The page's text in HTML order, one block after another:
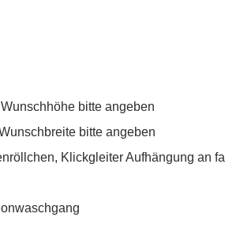
bitte angeben
bitte angeben
Klickgleiter Aufhängung an